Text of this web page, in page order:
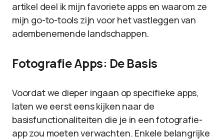
artikel deel ik mijn favoriete apps en waarom ze
mijn go-to-tools zijn voor het vastleggen van
adembenemende landschappen.
Fotografie Apps: De Basis
Voordat we dieper ingaan op specifieke apps,
laten we eerst eens kijken naar de
basisfunctionaliteiten die je in een fotografie-
app zou moeten verwachten. Enkele belangrijke